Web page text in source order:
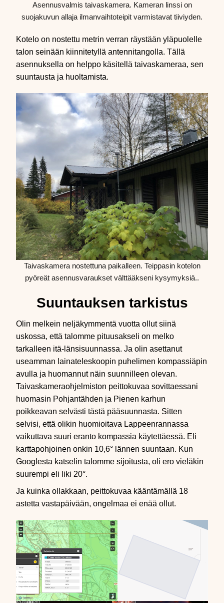
Asennusvalmis taivaskamera. Kameran linssi on
suojakuvun allaja ilmanvaihtoteipit varmistavat tiiviyden.
Kotelo on nostettu metrin verran räystään yläpuolelle
talon seinään kiinnitetyllä antennitangolla. Tällä
asennuksella on helppo käsitellä taivaskameraa, sen
suuntausta ja huoltamista.
Taivaskamera nostettuna paikalleen. Teippasin kotelon
pyöreät asennusvaraukset välttääkseni kysymyksiä..
Suuntauksen tarkistus
Olin melkein neljäkymmentä vuotta ollut siinä
uskossa, että talomme pituusakseli on melko
tarkalleen itä-länsisuunnassa. Ja olin asettanut
useamman lainateleskoopin puhelimen kompassiäpin
avulla ja huomannut näin suunnilleen olevan.
Taivaskameraohjelmiston peittokuvaa sovittaessani
huomasin Pohjantähden ja Pienen karhun
poikkeavan selvästi tästä pääsuunnasta. Sitten
selvisi, että olikin huomioitava Lappeenrannassa
vaikuttava suuri eranto kompassia käytettäessä. Eli
karttapohjoinen onkin 10,6° lännen suuntaan. Kun
Googlesta katselin talomme sijoitusta, oli ero vieläkin
suurempi eli liki 20°.
Ja kuinka ollakkaan, peittokuvaa kääntämällä 18
astetta vastapäivään, ongelmaa ei enää ollut.